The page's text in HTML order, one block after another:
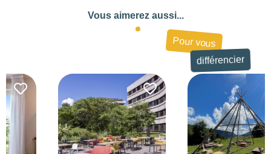
Vous aimerez aussi...
Pour vous
différencier